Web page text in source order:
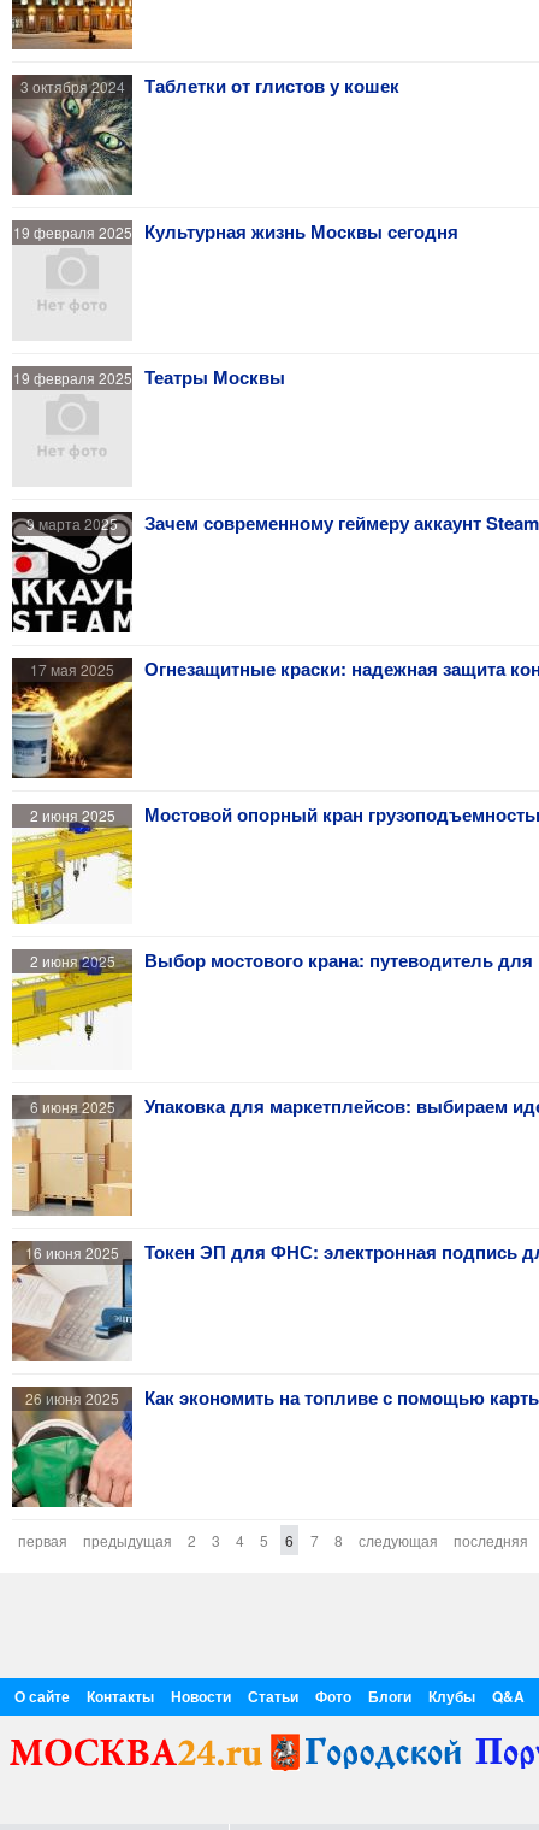
3 октября 2024 Таблетки от глистов у кошек
19 февраля 2025 Культурная жизнь Москвы сегодня
19 февраля 2025 Театры Москвы
9 марта 2025 Зачем современному геймеру аккаунт
17 мая 2025 Огнезащитные краски: надежная защита
2 июня 2025 Мостовой опорный кран
2 июня 2025 Выбор мостового крана: путеводитель для
6 июня 2025 Упаковка для маркетплейсов: выбираем
16 июня 2025 Токен ЭП для ФНС: электронная подпись
26 июня 2025 Как экономить на топливе с помощью
первая предыдущая 2 3 4 5 6 7 8 следующая последняя
О сайте Контакты Новости Статьи Фото Блоги Клубы Q&A